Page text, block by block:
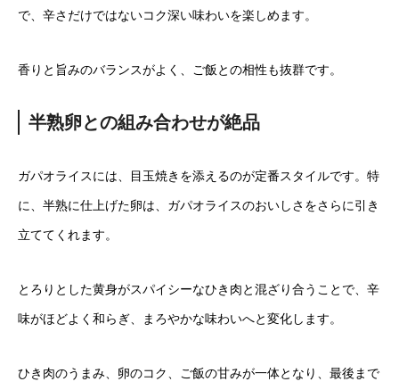
で、辛さだけではないコク深い味わいを楽しめます。
香りと旨みのバランスがよく、ご飯との相性も抜群です。
半熟卵との組み合わせが絶品
ガパオライスには、目玉焼きを添えるのが定番スタイルです。特
に、半熟に仕上げた卵は、ガパオライスのおいしさをさらに引き
立ててくれます。
とろりとした黄身がスパイシーなひき肉と混ざり合うことで、辛
味がほどよく和らぎ、まろやかな味わいへと変化します。
ひき肉のうまみ、卵のコク、ご飯の甘みが一体となり、最後まで